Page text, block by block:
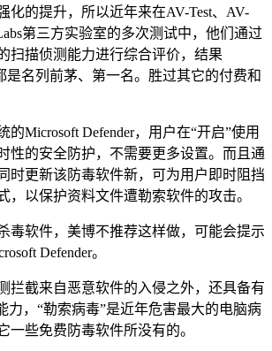
化的提升，所以近年来在AV-Test、AV-
第三方实验室的多次测试中，他们通过
扫描侦测能力进行综合评价，结果
是名列前茅、第一名。胜过其它的付费和
的Microsoft Defender，用户在“开启”使用
性的安全防护，不需要更多设置。而且通
时更新该防毒软件新，可为用户即时阻挡
，以保护资料文件遭勒索软件的攻击。
毒软件，美博不推荐这样做，可能会提示
Defender。
拦截来自恶意软件的入侵之外，还具备有
力，“勒索病毒”是近年危害最大的电脑病
一些免费防毒软件所没有的。